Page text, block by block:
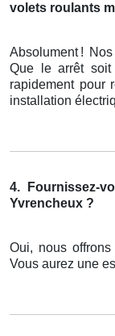
volets roulants
Absolument !
Que le arrêt soit
rapidement pour
installation é
4. Fournissez-
Yvrencheux ?
Oui, nous
Vous aurez une